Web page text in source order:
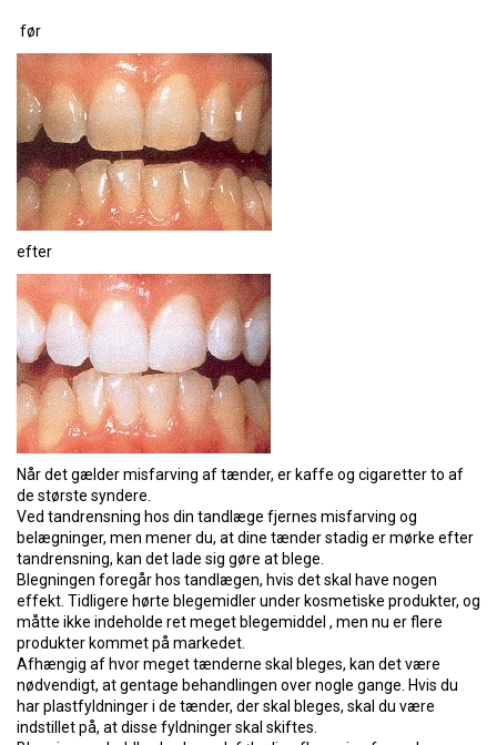
før
efter
Når det gælder misfarving af tænder, er kaffe og cigaretter to af
de største syndere.
Ved tandrensning hos din tandlæge fjernes misfarving og
belægninger, men mener du, at dine tænder stadig er mørke efter
tandrensning, kan det lade sig gøre at blege.
Blegningen foregår hos tandlægen, hvis det skal have nogen
effekt. Tidligere hørte blegemidler under kosmetiske produkter, og
måtte ikke indeholde ret meget blegemiddel , men nu er flere
produkter kommet på markedet.
Afhængig af hvor meget tænderne skal bleges, kan det være
nødvendigt, at gentage behandlingen over nogle gange. Hvis du
har plastfyldninger i de tænder, der skal bleges, skal du være
indstillet på, at disse fyldninger skal skiftes.